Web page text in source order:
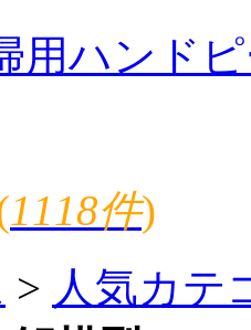
用ハンド
1118件)
> 人気カテ